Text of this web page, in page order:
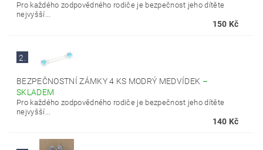
Pro každého zodpovědného rodiče je bezpečnost jeho dítěte
nejvyšší...
150 Kč
2.
BEZPEČNOSTNÍ ZÁMKY 4 KS MODRÝ MEDVÍDEK –
SKLADEM
Pro každého zodpovědného rodiče je bezpečnost jeho dítěte
nejvyšší...
140 Kč